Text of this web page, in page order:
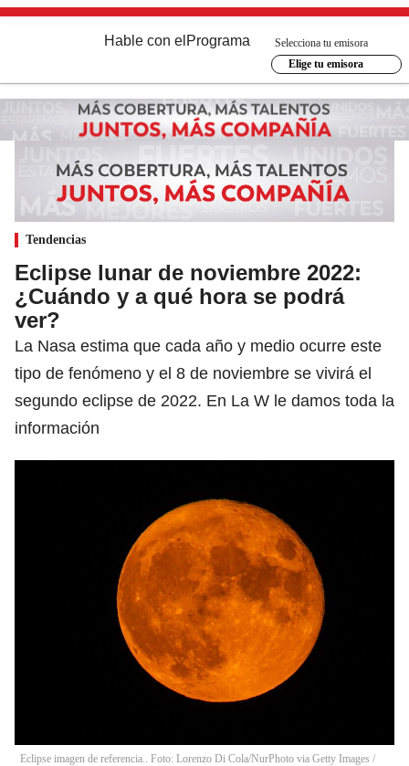
Hable con el Programa
Selecciona tu emisora
Elige tu emisora
Tendencias
Eclipse lunar de noviembre 2022:
¿Cuándo y a qué hora se podrá
ver?
La Nasa estima que cada año y medio ocurre este
tipo de fenómeno y el 8 de noviembre se vivirá el
segundo eclipse de 2022. En La W le damos toda la
información
Eclipse imagen de referencia.. Foto: Lorenzo Di Cola/NurPhoto via Getty Images /